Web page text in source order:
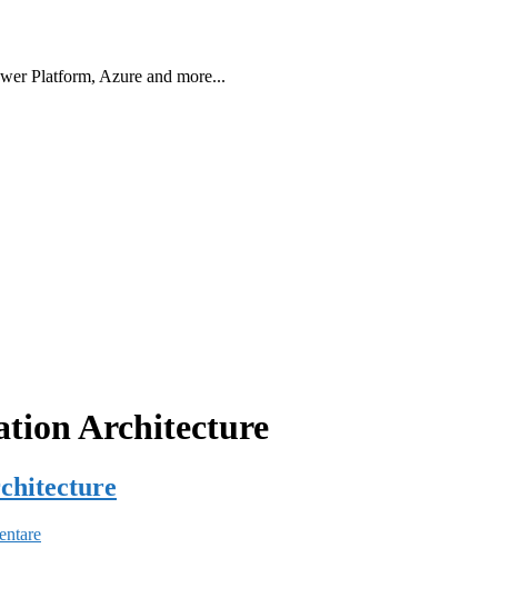
Platform, Azure and more...
Architecture